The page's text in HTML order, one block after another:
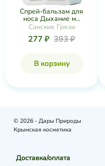
Спрей-бальзам для
носа Дыхание м...
Сакские Грязи
277 ₽ 393 ₽
В корзину
© 2026 - Дары Природы
Крымская косметика
Доставка/оплата